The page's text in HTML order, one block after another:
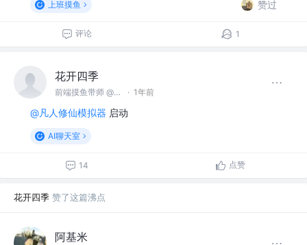
上班摸鱼 赞过
评论 1
花开四季
前端摸鱼带师 @名不见经传沙雕公司 · 1年前
@凡人修仙模拟器 启动
AI聊天室
14 点赞
花开四季 赞了这篇沸点
阿基米